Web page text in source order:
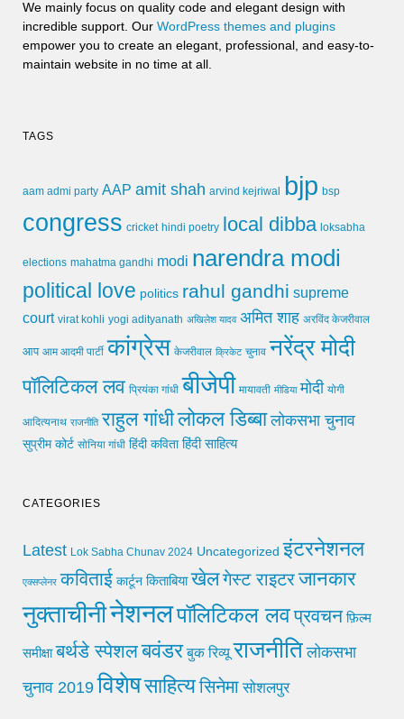
We mainly focus on quality code and elegant design with
incredible support. Our WordPress themes and plugins
empower you to create an elegant, professional, and easy-to-
maintain website in no time at all.
TAGS
aam admi party AAP amit shah arvind kejriwal bjp bsp
congress cricket hindi poetry local dibba loksabha
elections mahatma gandhi modi narendra modi
political love politics rahul gandhi supreme
court virat kohli yogi adityanath अखिलेश यादव अमित शाह अरविंद केजरीवाल
आप आम आदमी पार्टी कांग्रेस केजरीवाल क्रिकेट चुनाव नरेंद्र मोदी
पॉलिटिकल लव प्रियंका गांधी बीजेपी मायावती मीडिया मोदी योगी
आदित्यनाथ राजनीति राहुल गांधीलोकल डिब्बा लोकसभा चुनाव
सुप्रीम कोर्ट सोनिया गांधी हिंदी कविता हिंदी साहित्य
CATEGORIES
Latest Lok Sabha Chunav 2024 Uncategorized इंटरनेशनल
एक्सप्लेनर कविताई कार्टून किताबिया खेलगेस्ट राइटरजानकार
नुक्ताचीनीनेशनलपॉलिटिकल लवप्रवचन फ़िल्म
समीक्षा बर्थडे स्पेशलबवंडर बुक रिव्यू राजनीति लोकसभा
चुनाव 2019 विशेषसाहित्यसिनेमा सोशलपुर